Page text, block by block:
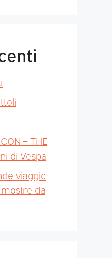
– THE
di Vespa
viaggio
mostre da